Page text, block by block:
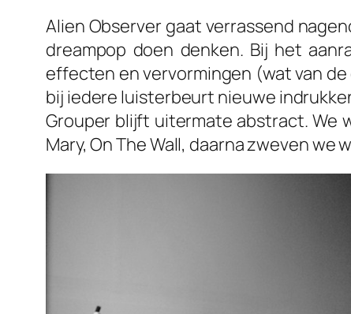
Alien Observer gaat verrassend
dreampop doen denken. Bij het
effecten en vervormingen (wat van
bij iedere luisterbeurt nieuwe
Grouper blijft uitermate abstract. We
Mary, On The Wall, daarna zweven we